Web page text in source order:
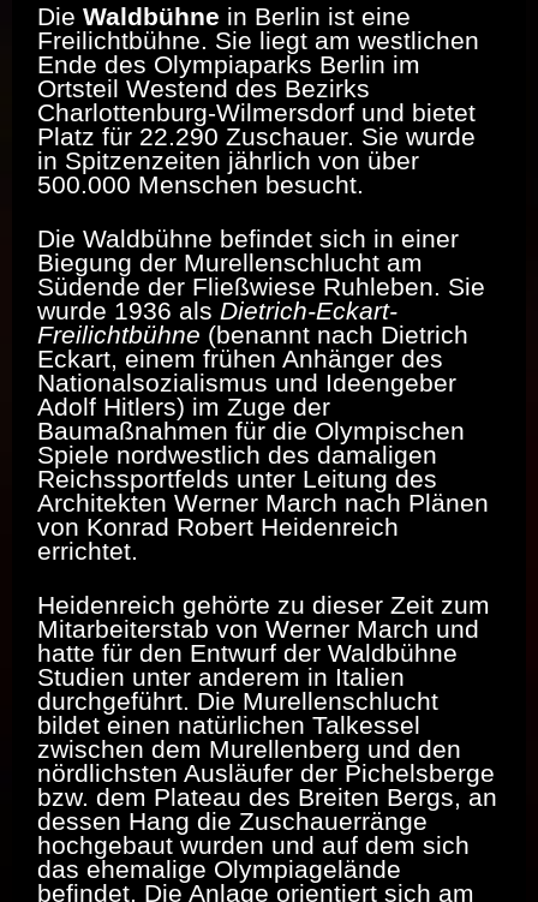
Die Waldbühne in Berlin ist eine
Freilichtbühne. Sie liegt am westlichen
Ende des Olympiaparks Berlin im
Ortsteil Westend des Bezirks
Charlottenburg-Wilmersdorf und bietet
Platz für 22.290 Zuschauer. Sie wurde
in Spitzenzeiten jährlich von über
500.000 Menschen besucht.
Die Waldbühne befindet sich in einer
Biegung der Murellenschlucht am
Südende der Fließwiese Ruhleben. Sie
wurde 1936 als Dietrich-Eckart-
Freilichtbühne (benannt nach Dietrich
Eckart, einem frühen Anhänger des
Nationalsozialismus und Ideengeber
Adolf Hitlers) im Zuge der
Baumaßnahmen für die Olympischen
Spiele nordwestlich des damaligen
Reichssportfelds unter Leitung des
Architekten Werner March nach Plänen
von Konrad Robert Heidenreich
errichtet.
Heidenreich gehörte zu dieser Zeit zum
Mitarbeiterstab von Werner March und
hatte für den Entwurf der Waldbühne
Studien unter anderem in Italien
durchgeführt. Die Murellenschlucht
bildet einen natürlichen Talkessel
zwischen dem Murellenberg und den
nördlichsten Ausläufer der Pichelsberge
bzw. dem Plateau des Breiten Bergs, an
dessen Hang die Zuschauerränge
hochgebaut wurden und auf dem sich
das ehemalige Olympiagelände
befindet. Die Anlage orientiert sich am